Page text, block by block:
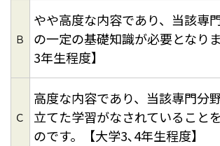
Ｂ
やや高度な内容であり、当該専
の一定の基礎知識が必要となり
3年生程度】
Ｃ
高度な内容であり、当該専門分
立てた学習がなされていること
のです。【大学3､4年生程度】